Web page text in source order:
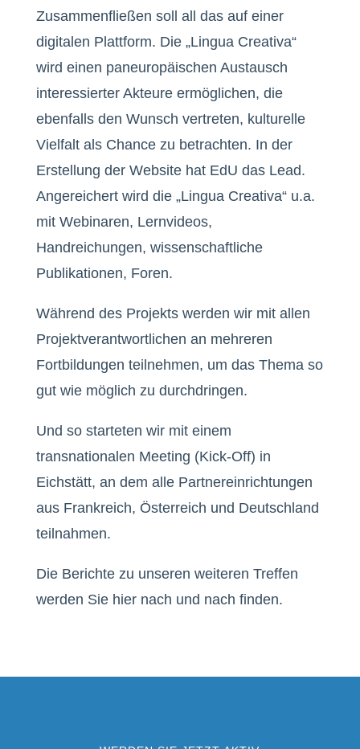
Zusammenfließen soll all das auf einer
digitalen Plattform. Die „Lingua Creativa“
wird einen paneuropäischen Austausch
interessierter Akteure ermöglichen, die
ebenfalls den Wunsch vertreten, kulturelle
Vielfalt als Chance zu betrachten. In der
Erstellung der Website hat EdU das Lead.
Angereichert wird die „Lingua Creativa“ u.a.
mit Webinaren, Lernvideos,
Handreichungen, wissenschaftliche
Publikationen, Foren.
Während des Projekts werden wir mit allen
Projektverantwortlichen an mehreren
Fortbildungen teilnehmen, um das Thema so
gut wie möglich zu durchdringen.
Und so starteten wir mit einem
transnationalen Meeting (Kick-Off) in
Eichstätt, an dem alle Partnereinrichtungen
aus Frankreich, Österreich und Deutschland
teilnahmen.
Die Berichte zu unseren weiteren Treffen
werden Sie hier nach und nach finden.